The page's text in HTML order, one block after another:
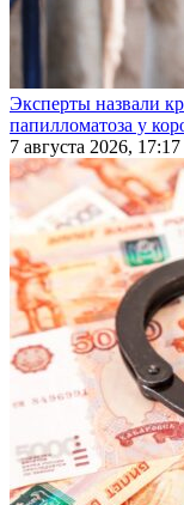
Эксперты назвали
папилломатоза у
7 августа 2026, 17:17